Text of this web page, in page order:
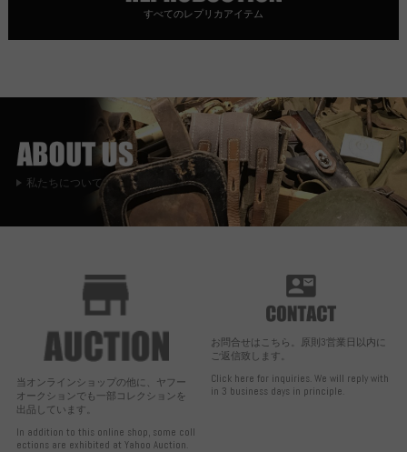
すべてのレプリカアイテム
私たちについて
当オンラインショップの他に、ヤフー
オークションでも一部コレクションを
出品しています。
In addition to this online shop, some coll
ections are exhibited at Yahoo Auction.
お問合せはこちら。原則3営業日以内に
ご返信致します。
Click here for inquiries. We will reply with
in 3 business days in principle.